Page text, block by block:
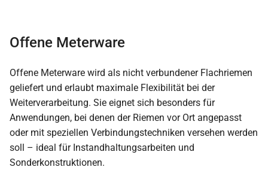
Offene Meterware
Offene Meterware wird als nicht verbundener Flachriemen
geliefert und erlaubt maximale Flexibilität bei der
Weiterverarbeitung. Sie eignet sich besonders für
Anwendungen, bei denen der Riemen vor Ort angepasst
oder mit speziellen Verbindungstechniken versehen werden
soll – ideal für Instandhaltungsarbeiten und
Sonderkonstruktionen.